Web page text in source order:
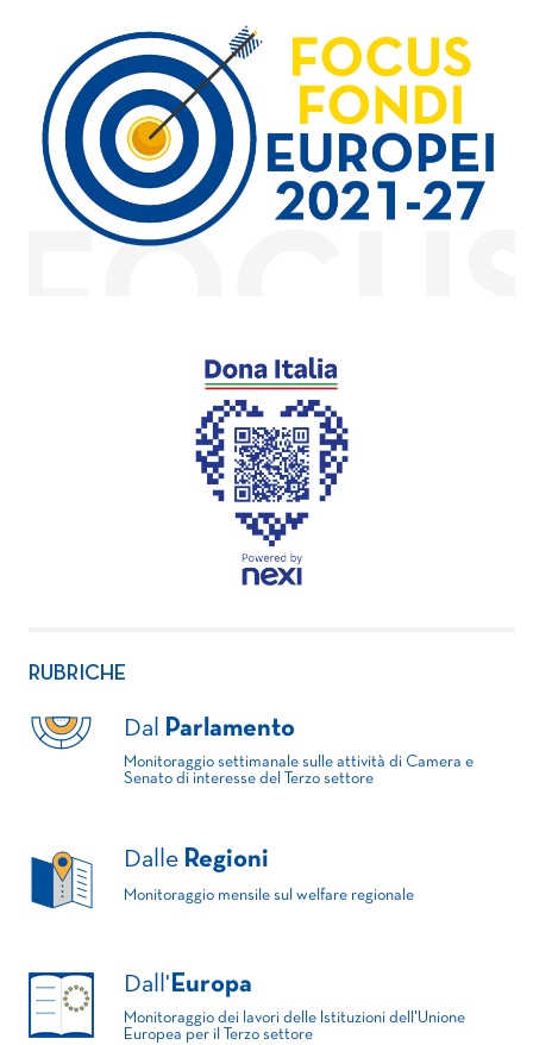
RUBRICHE
Dal Parlamento
Monitoraggio settimanale sulle attività di Camera e
Senato di interesse del Terzo settore
Dalle Regioni
Monitoraggio mensile sul welfare regionale
Dall' Europa
Monitoraggio dei lavori delle Istituzioni dell'Unione
Europea per il Terzo settore